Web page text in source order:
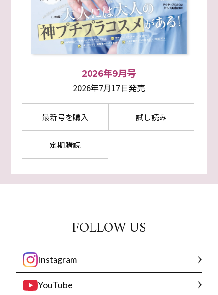
2026年9月号
2026年7月17日発売
最新号を購入 試し読み
定期購読
FOLLOW US
Instagram
YouTube